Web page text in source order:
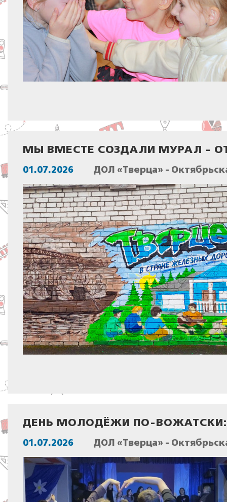
МЫ ВМЕСТЕ СОЗДАЛИ МУРАЛ -
01.07.2026 ДОЛ «Тверца» -
ДЕНЬ МОЛОДЁЖИ ПО-
01.07.2026 ДОЛ «Тверца» -